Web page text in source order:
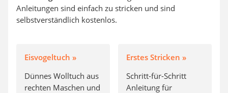
Anleitungen sind einfach zu stricken und sind
selbstverständlich kostenlos.
Eisvogeltuch »
Dünnes Wolltuch aus
rechten Maschen und
Erstes Stricken »
Schritt-für-Schritt
Anleitung für